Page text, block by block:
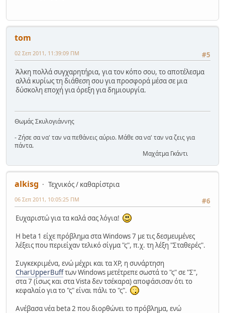
tom
#5
02 Σεπ 2011, 11:39:09 ΠΜ
Άλκη πολλά συγχαρητήρια, για τον κόπο σου, το αποτέλεσμα
αλλά κυρίως τη διάθεση σου για προσφορά μέσα σε μια
δύσκολη εποχή για όρεξη για δημιουργία.
Θωμάς Σκυλογιάννης
- Ζήσε σα να' ταν να πεθάνεις αύριο. Μάθε σα να' ταν να ζεις για
πάντα.
Μαχάτμα Γκάντι
alkisg
Τεχνικός / καθαρίστρια
#6
06 Σεπ 2011, 10:05:25 ΠΜ
Ευχαριστώ για τα καλά σας λόγια!
Η beta 1 είχε πρόβλημα στα Windows 7 με τις δεσμευμένες
λέξεις που περιείχαν τελικό σίγμα "ς", π.χ. τη λέξη "Σταθερές".
Συγκεκριμένα, ενώ μέχρι και τα XP, η συνάρτηση
CharUpperBuffτων Windows μετέτρεπε σωστά το "ς" σε "Σ",
στα 7 (ίσως και στα Vista δεν τσέκαρα) αποφάσισαν ότι το
κεφαλαίο για το "ς" είναι πάλι το "ς".
Ανέβασα νέα beta 2 που διορθώνει το πρόβλημα, ενώ